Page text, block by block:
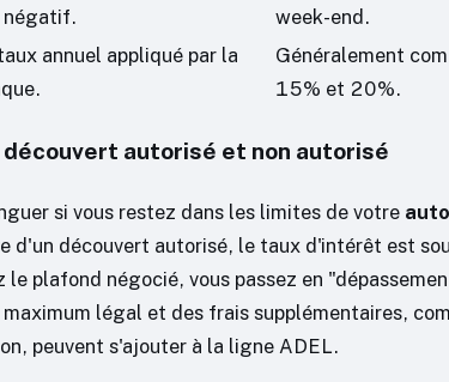
négatif.
week-end.
annuel appliqué par la
Généralement
15% et 20%.
autorisé et non autorisé
si vous restez dans les limites de votre
d'un découvert autorisé, le taux d'intérêt est
le plafond négocié, vous passez en
légal et des frais supplémentaires,
peuvent s'ajouter à la ligne ADEL.